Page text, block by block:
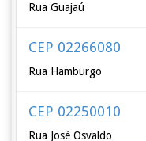
Rua Guajaú
CEP 02266080
Rua Hamburgo
CEP 02250010
Rua José Osvaldo